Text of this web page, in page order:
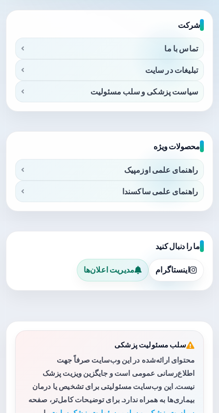
شرکت
تماس با ما
تبلیغات در سایت
سیاست پزشکی و سلب مسئولیت
محصولات ویژه
راهنمای علمی اوزمپیک
راهنمای علمی ساکسندا
ما را دنبال کنید
اینستاگرام مدیریت اعلان‌ها
سلب مسئولیت پزشکی
محتوای ارائه‌شده در این وب‌سایت صرفاً جهت
اطلاع‌رسانی عمومی است و جایگزین ویزیت پزشک
نیست. این وب‌سایت مسئولیتی برای تشخیص یا درمان
بیماری‌ها به همراه ندارد. برای توضیحات کامل‌تر، صفحه